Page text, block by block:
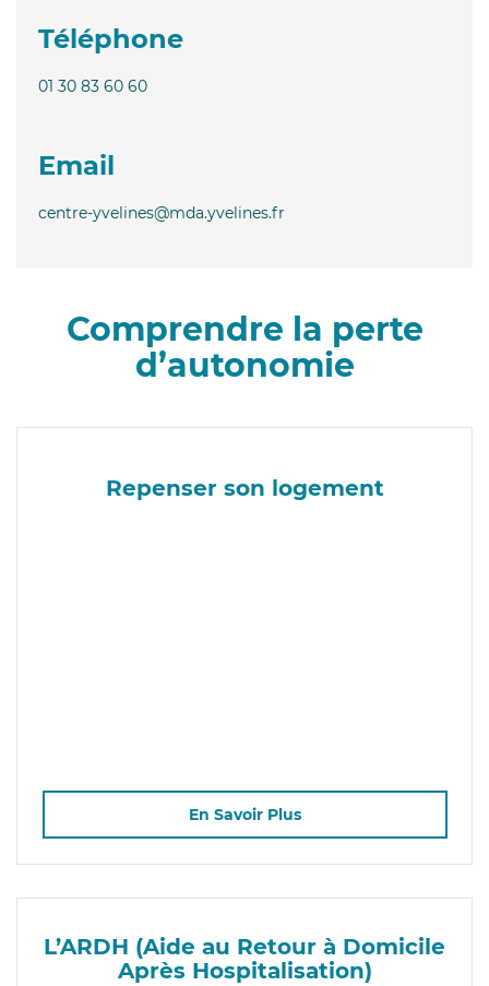
Téléphone
01 30 83 60 60
Email
centre-yvelines@mda.yvelines.fr
Comprendre la perte
d’autonomie
Repenser son logement
En Savoir Plus
L’ARDH (Aide au Retour à Domicile
Après Hospitalisation)